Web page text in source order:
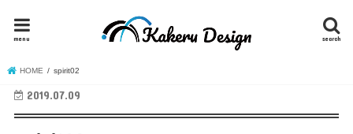
search
menu
HOME spirit02
2019.07.09